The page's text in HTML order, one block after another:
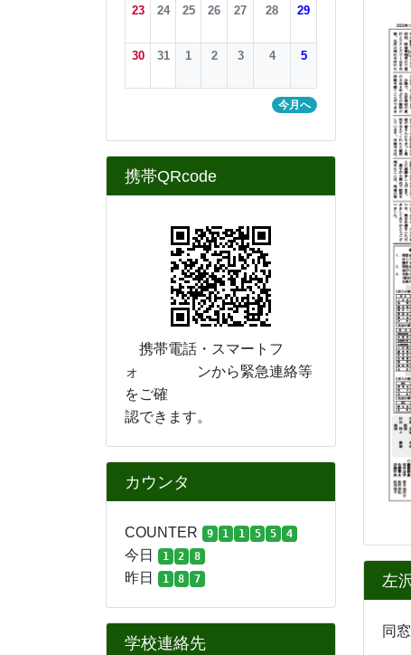
23 24 25 26 27 28 29
30 31 1 2 3 4 5
今月へ
携帯QRcode
携帯電話・スマートフ
ォ ンから緊急連絡等
をご確
認できます。
カウンタ
COUNTER 9 1 1 5 5 4
今日 1 2 8
昨日 1 8 7
学校連絡先
左
同